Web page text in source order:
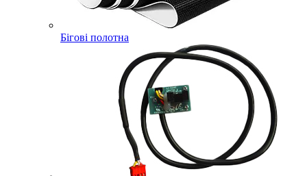
Бігові полотна